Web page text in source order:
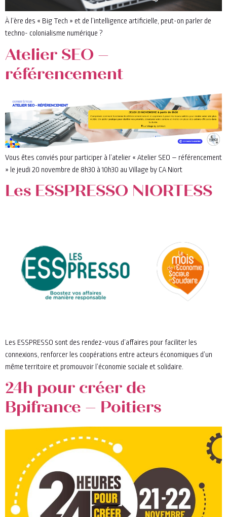
À l’ère des « Big Tech » et de l’intelligence artificielle, peut-on parler de
techno- colonialisme numérique ?
Atelier SEO –
référencement
Vous êtes conviés pour participer à l’atelier « Atelier SEO – référencement
» le jeudi 20 novembre de 8h30 à 10h30 au Village by CA Niort
Les ESSPRESSO NIORTESS
Les ESSPRESSO sont des rendez-vous d’affaires pour faciliter les
connexions, renforcer les coopérations entre acteurs économiques d’un
même territoire et promouvoir l’économie sociale et solidaire.
24h pour créer de
Bpifrance – Poitiers